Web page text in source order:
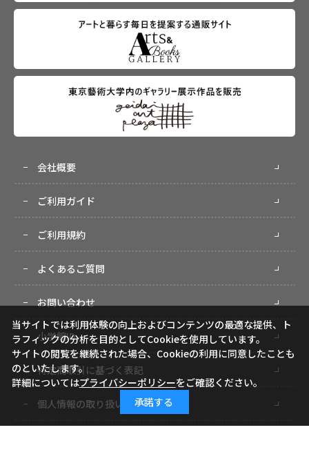
会社概要
ご利用ガイド
ご利用規約
よくあるご質問
お問い合わせ
小学館ID
特定商取引に基づく表記
個人情報の取り扱いについて
当サイトでは利用体験の向上およびコンテンツの最適な提供、ト
ラフィックの分析を目的としてCookieを使用しています。
サイトの閲覧を継続された場合、Cookieの利用に同意したことも
のといたします。
詳細についてはプライバシーポリシーをご確認ください。
承諾する